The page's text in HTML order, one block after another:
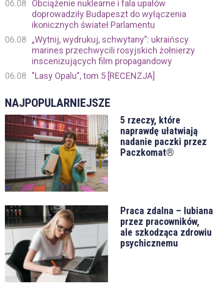
06.08
Obciążenie nuklearne i fala upałów
doprowadziły Budapeszt do wyłączenia
ikonicznych świateł Parlamentu
06.08
„Wytnij, wydrukuj, schwytany”: ukraińscy
marines przechwycili rosyjskich żołnierzy
inscenizujących film propagandowy
06.08
"Lasy Opalu", tom 5 [RECENZJA]
NAJPOPULARNIEJSZE
5 rzeczy, które
naprawdę ułatwiają
nadanie paczki przez
Paczkomat®
Praca zdalna – lubiana
przez pracowników,
ale szkodząca zdrowiu
psychicznemu